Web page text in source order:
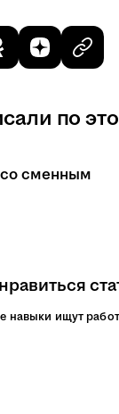
по
сменным
навыки ищут